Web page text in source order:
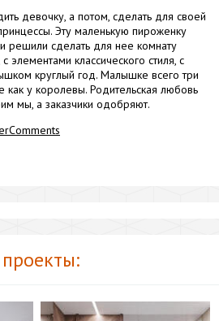
девочку, а потом, сделать для своей
Эту маленькую пироженку
решили сделать для нее комнату
классического стиля, с
круглый год. Малышке всего три
у королевы. Родительская любовь
мы, а заказчики одобряют.